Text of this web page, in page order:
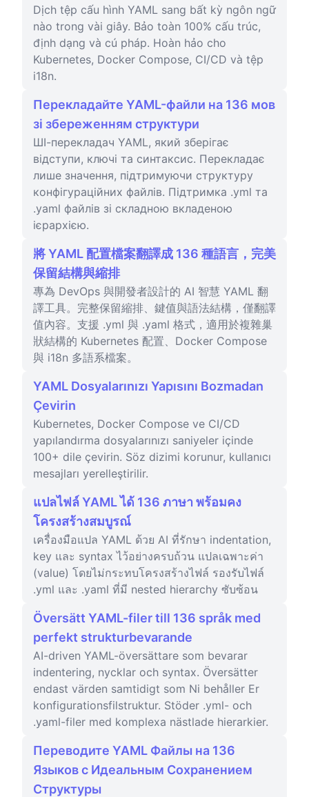
Dịch tệp cấu hình YAML sang bất kỳ ngôn ngữ
nào trong vài giây. Bảo toàn 100% cấu trúc,
định dạng và cú pháp. Hoàn hảo cho
Kubernetes, Docker Compose, CI/CD và tệp
i18n.
Перекладайте YAML-файли на 136 мов
зі збереженням структури
ШІ-перекладач YAML, який зберігає
відступи, ключі та синтаксис. Перекладає
лише значення, підтримуючи структуру
конфігураційних файлів. Підтримка .yml та
.yaml файлів зі складною вкладеною
ієрархією.
將 YAML 配置檔案翻譯成 136 種語言，完美
保留結構與縮排
專為 DevOps 與開發者設計的 AI 智慧 YAML 翻
譯工具。完整保留縮排、鍵值與語法結構，僅翻譯
值內容。支援 .yml 與 .yaml 格式，適用於複雜巢
狀結構的 Kubernetes 配置、Docker Compose
與 i18n 多語系檔案。
YAML Dosyalarınızı Yapısını Bozmadan
Çevirin
Kubernetes, Docker Compose ve CI/CD
yapılandırma dosyalarınızı saniyeler içinde
100+ dile çevirin. Söz dizimi korunur, kullanıcı
mesajları yerelleştirilir.
แปลไฟล์ YAML ได้ 136 ภาษา พร้อมคง
โครงสร้างสมบูรณ์
เครื่องมือแปล YAML ด้วย AI ที่รักษา indentation,
key และ syntax ไว้อย่างครบถ้วน แปลเฉพาะค่า
(value) โดยไม่กระทบโครงสร้างไฟล์ รองรับไฟล์
.yml และ .yaml ที่มี nested hierarchy ซับซ้อน
Översätt YAML-filer till 136 språk med
perfekt strukturbevarande
AI-driven YAML-översättare som bevarar
indentering, nycklar och syntax. Översätter
endast värden samtidigt som Ni behåller Er
konfigurationsfilstruktur. Stöder .yml- och
.yaml-filer med komplexa nästlade hierarkier.
Переводите YAML Файлы на 136
Языков с Идеальным Сохранением
Структуры